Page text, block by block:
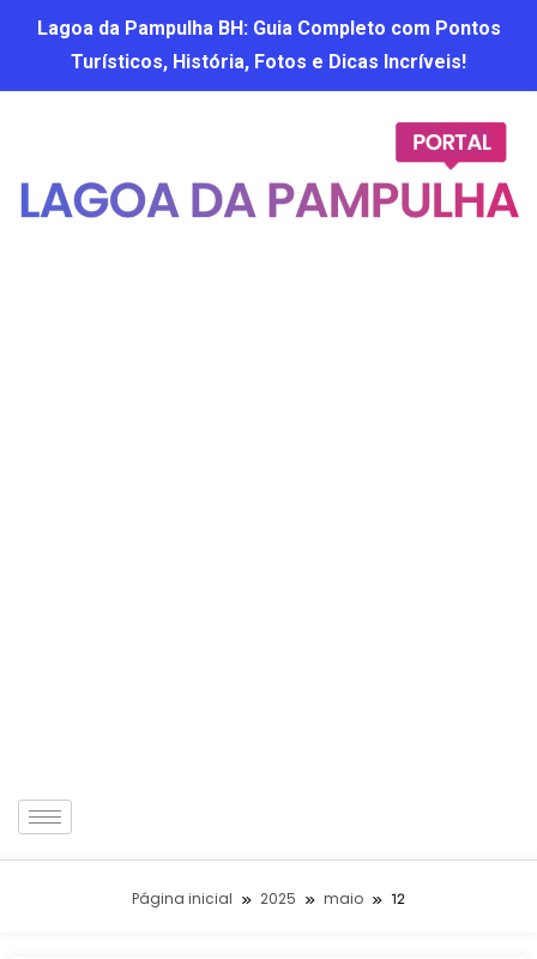
Lagoa da Pampulha BH: Guia Completo com Pontos
Turísticos, História, Fotos e Dicas Incríveis!
Página inicial 2025 maio 12